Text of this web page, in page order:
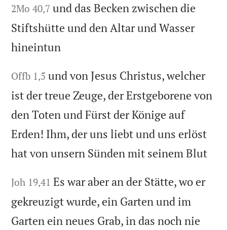
2Mo 40,7 und das Becken zwischen die
Stiftshütte und den Altar und Wasser
hineintun
Offb 1,5 und von Jesus Christus, welcher
ist der treue Zeuge, der Erstgeborene von
den Toten und Fürst der Könige auf
Erden! Ihm, der uns liebt und uns erlöst
hat von unsern Sünden mit seinem Blut
Joh 19,41 Es war aber an der Stätte, wo er
gekreuzigt wurde, ein Garten und im
Garten ein neues Grab, in das noch nie